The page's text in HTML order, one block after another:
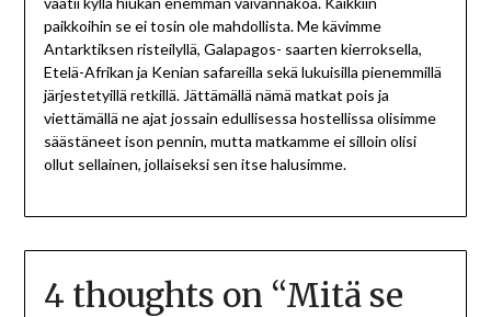
paikkoihin se ei tosin ole mahdollista. Me kävimme
Antarktiksen risteilyllä, Galapagos- saarten kierroksella,
Etelä-Afrikan ja Kenian safareilla sekä lukuisilla pienemmillä
järjestetyillä retkillä. Jättämällä nämä matkat pois ja
viettämällä ne ajat jossain edullisessa hostellissa olisimme
säästäneet ison pennin, mutta matkamme ei silloin olisi
ollut sellainen, jollaiseksi sen itse halusimme.
4 thoughts on “Mitä se